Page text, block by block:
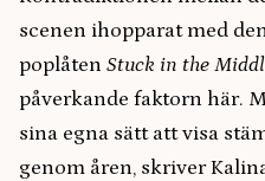
scenen ihopparat med
poplåten Stuck in the
påverkande faktorn här.
sina egna sätt att visa
genom åren, skriver